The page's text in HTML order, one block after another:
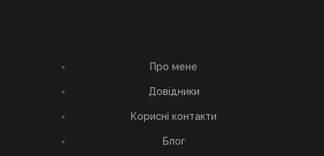
Про мене
Довідники
Корисні контакти
Блог